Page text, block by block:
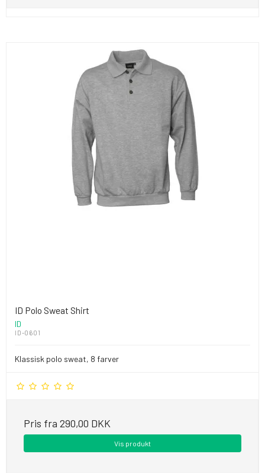
ID Polo Sweat Shirt
ID
ID-0601
Klassisk polo sweat, 8 farver
Pris fra 290,00 DKK
Vis produkt